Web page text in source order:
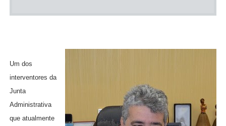
Um dos
interventores da
Junta
Administrativa
que atualmente